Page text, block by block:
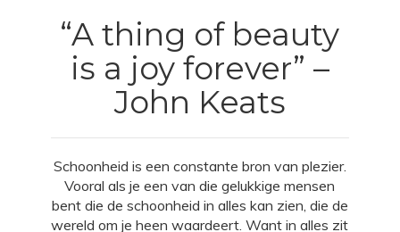
“A thing of beauty
is a joy forever” –
John Keats
Schoonheid is een constante bron van plezier.
Vooral als je een van die gelukkige mensen
bent die de schoonheid in alles kan zien, die de
wereld om je heen waardeert. Want in alles zit